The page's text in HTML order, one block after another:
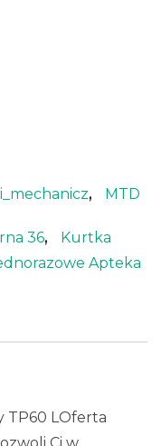
, MTD
36,
Kurtka
Apteka
TP60 LOferta